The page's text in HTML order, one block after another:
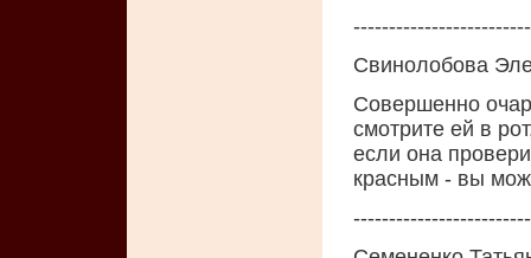
Свинолобова
Совершенно
смотрите ей в
если она
красным - вы